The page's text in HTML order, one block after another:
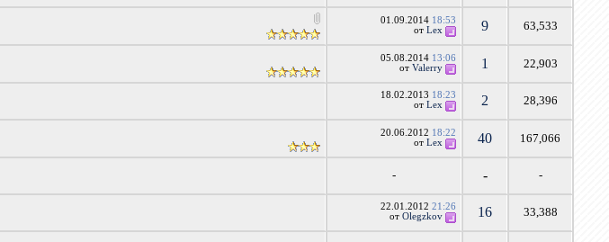
01.09.2014 18:53
отLex 9 63,533
05.08.2014 13:06
отValerry 1 22,903
18.02.2013 18:23
отLex 2 28,396
20.06.2012 18:22
отLex 40 167,066
- - -
22.01.201221:26
отOlegzkov 16 33,388